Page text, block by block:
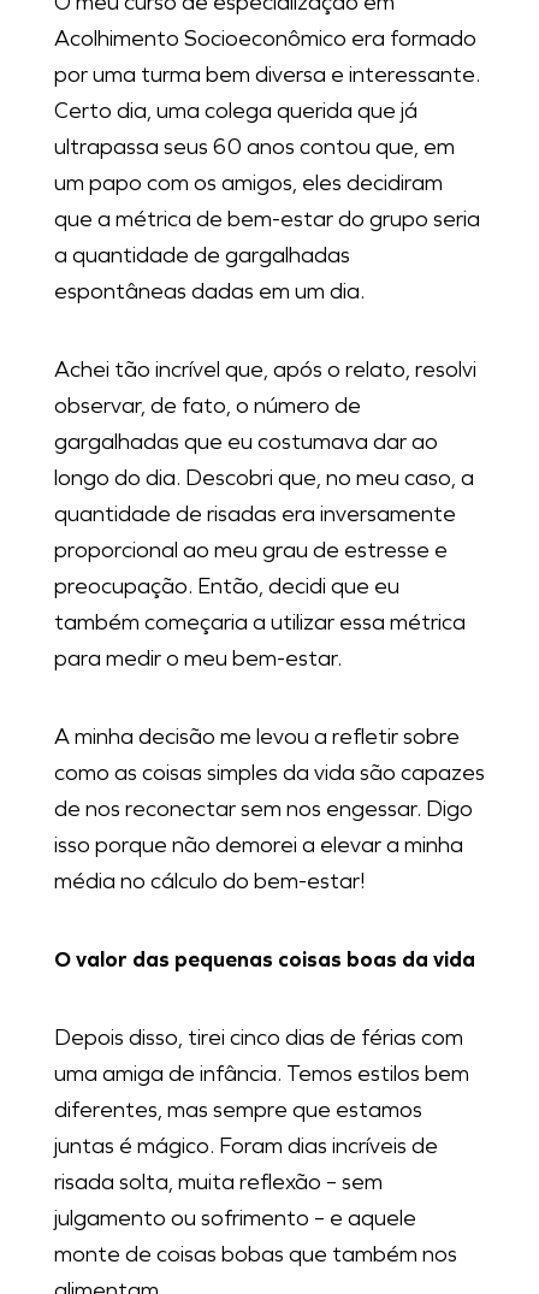
Acolhimento Socioeconômico era formado
por uma turma bem diversa e interessante.
Certo dia, uma colega querida que já
ultrapassa seus 60 anos contou que, em
um papo com os amigos, eles decidiram
que a métrica de bem-estar do grupo seria
a quantidade de gargalhadas
espontâneas dadas em um dia.
Achei tão incrível que, após o relato, resolvi
observar, de fato, o número de
gargalhadas que eu costumava dar ao
longo do dia. Descobri que, no meu caso, a
quantidade de risadas era inversamente
proporcional ao meu grau de estresse e
preocupação. Então, decidi que eu
também começaria a utilizar essa métrica
para medir o meu bem-estar.
A minha decisão me levou a refletir sobre
como as coisas simples da vida são capazes
de nos reconectar sem nos engessar. Digo
isso porque não demorei a elevar a minha
média no cálculo do bem-estar!
O valor das pequenas coisas boas da vida
Depois disso, tirei cinco dias de férias com
uma amiga de infância. Temos estilos bem
diferentes, mas sempre que estamos
juntas é mágico. Foram dias incríveis de
risada solta, muita reflexão – sem
julgamento ou sofrimento – e aquele
monte de coisas bobas que também nos